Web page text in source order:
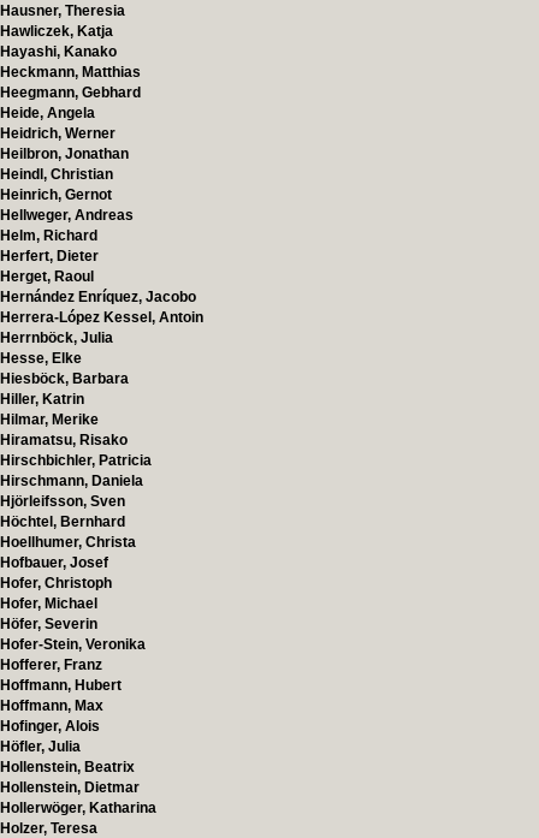
Hausner, Theresia
Hawliczek, Katja
Hayashi, Kanako
Heckmann, Matthias
Heegmann, Gebhard
Heide, Angela
Heidrich, Werner
Heilbron, Jonathan
Heindl, Christian
Heinrich, Gernot
Hellweger, Andreas
Helm, Richard
Herfert, Dieter
Herget, Raoul
Hernández Enríquez, Jacobo
Herrera-López Kessel, Antoin
Herrnböck, Julia
Hesse, Elke
Hiesböck, Barbara
Hiller, Katrin
Hilmar, Merike
Hiramatsu, Risako
Hirschbichler, Patricia
Hirschmann, Daniela
Hjörleifsson, Sven
Höchtel, Bernhard
Hoellhumer, Christa
Hofbauer, Josef
Hofer, Christoph
Hofer, Michael
Höfer, Severin
Hofer-Stein, Veronika
Hofferer, Franz
Hoffmann, Hubert
Hoffmann, Max
Hofinger, Alois
Höfler, Julia
Hollenstein, Beatrix
Hollenstein, Dietmar
Hollerwöger, Katharina
Holzer, Teresa